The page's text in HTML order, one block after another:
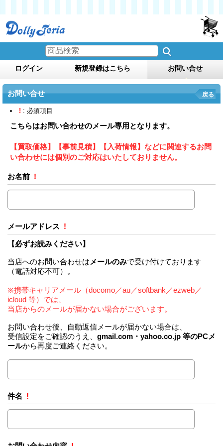
ログイン 新規登録はこちら お問い合せ
お問い合せ 戻る
! : 必須項目
こちらはお問い合わせのメール専用となります。
【買取価格】【事前見積】【入荷情報】などに関連するお問
い合わせには個別のご対応はいたしておりません。
お名前 !
メールアドレス !
【必ずお読みください】
当店へのお問い合わせは メールのみで受け付けております
（電話対応不可）。
※携帯キャリアメール（docomo／au／softbank／ezweb／
icloud 等）では、
当店からのメールが届かない場合がございます。
お問い合わせ後、自動返信メールが届かない場合は、
受信設定をご確認のうえ、 gmail.com・yahoo.co.jp 等のPCメ
ールから再度ご連絡ください。
件名 !